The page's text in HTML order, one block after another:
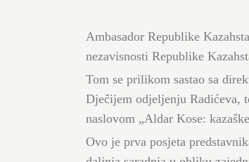
Ambasador Republike
nezavisnosti Republike
Tom se prilikom sastao sa
Dječijem odjeljenju Radićeva,
naslovom „Aldar Kose:
Ovo je prva posjeta